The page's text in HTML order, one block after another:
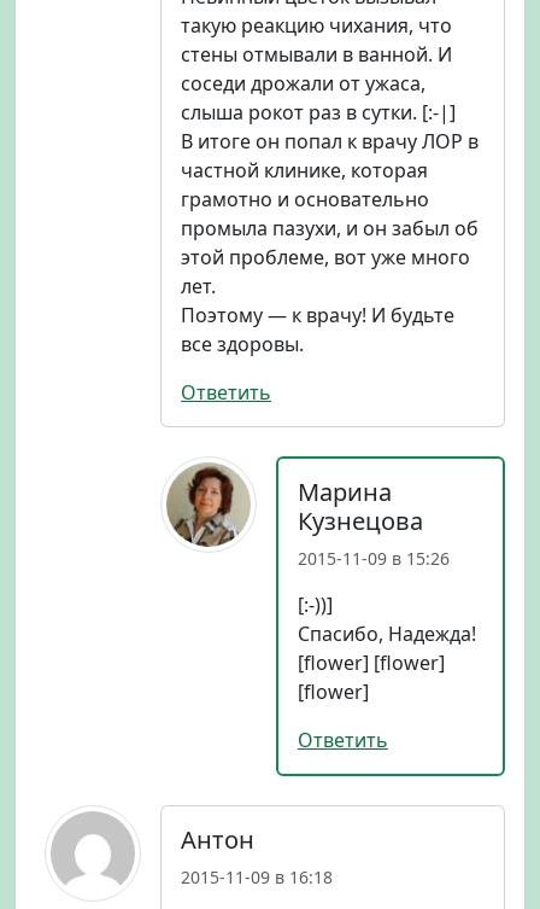
такую реакцию чихания, что
стены отмывали в ванной. И
соседи дрожали от ужаса,
слыша рокот раз в сутки. [:-|]
В итоге он попал к врачу ЛОР в
частной клинике, которая
грамотно и основательно
промыла пазухи, и он забыл об
этой проблеме, вот уже много
лет.
Поэтому — к врачу! И будьте
все здоровы.
Ответить
Марина
Кузнецова
2015-11-09 в 15:26
[:-))]
Спасибо, Надежда!
[flower] [flower]
[flower]
Ответить
Антон
2015-11-09 в 16:18